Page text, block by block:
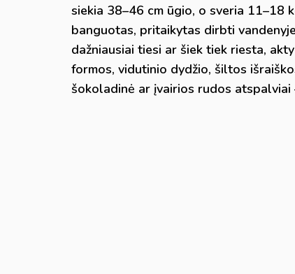
siekia 38–46 cm ūgio, o sveria 11–18
banguotas, pritaikytas dirbti
dažniausiai tiesi ar šiek tiek riesta,
formos, vidutinio dydžio, šiltos
šokoladinė ar įvairios rudos atspalviai